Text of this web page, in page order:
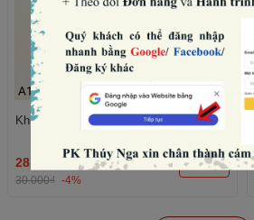
Khuôn silicon- 6 quả mâm xôi.
28.800₫
30.000₫ -4%
THÊM